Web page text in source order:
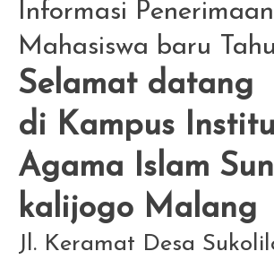
Informasi Penerimaan
Mahasiswa baru
Selamat datang
di Kampus
Agama Islam
kalijogo Malang
Jl. Keramat Desa